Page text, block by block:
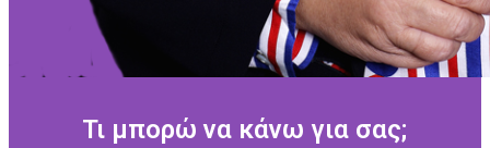
Τι μπορώ να κάνω για σας;